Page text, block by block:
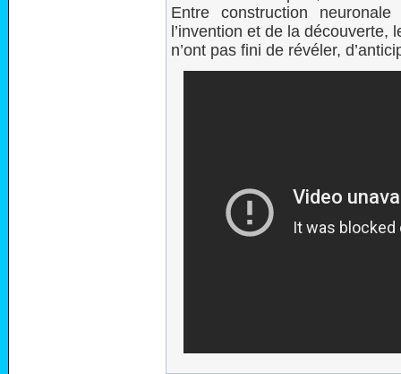
Entre construction
l’invention et de la
n’ont pas fini de révéler,